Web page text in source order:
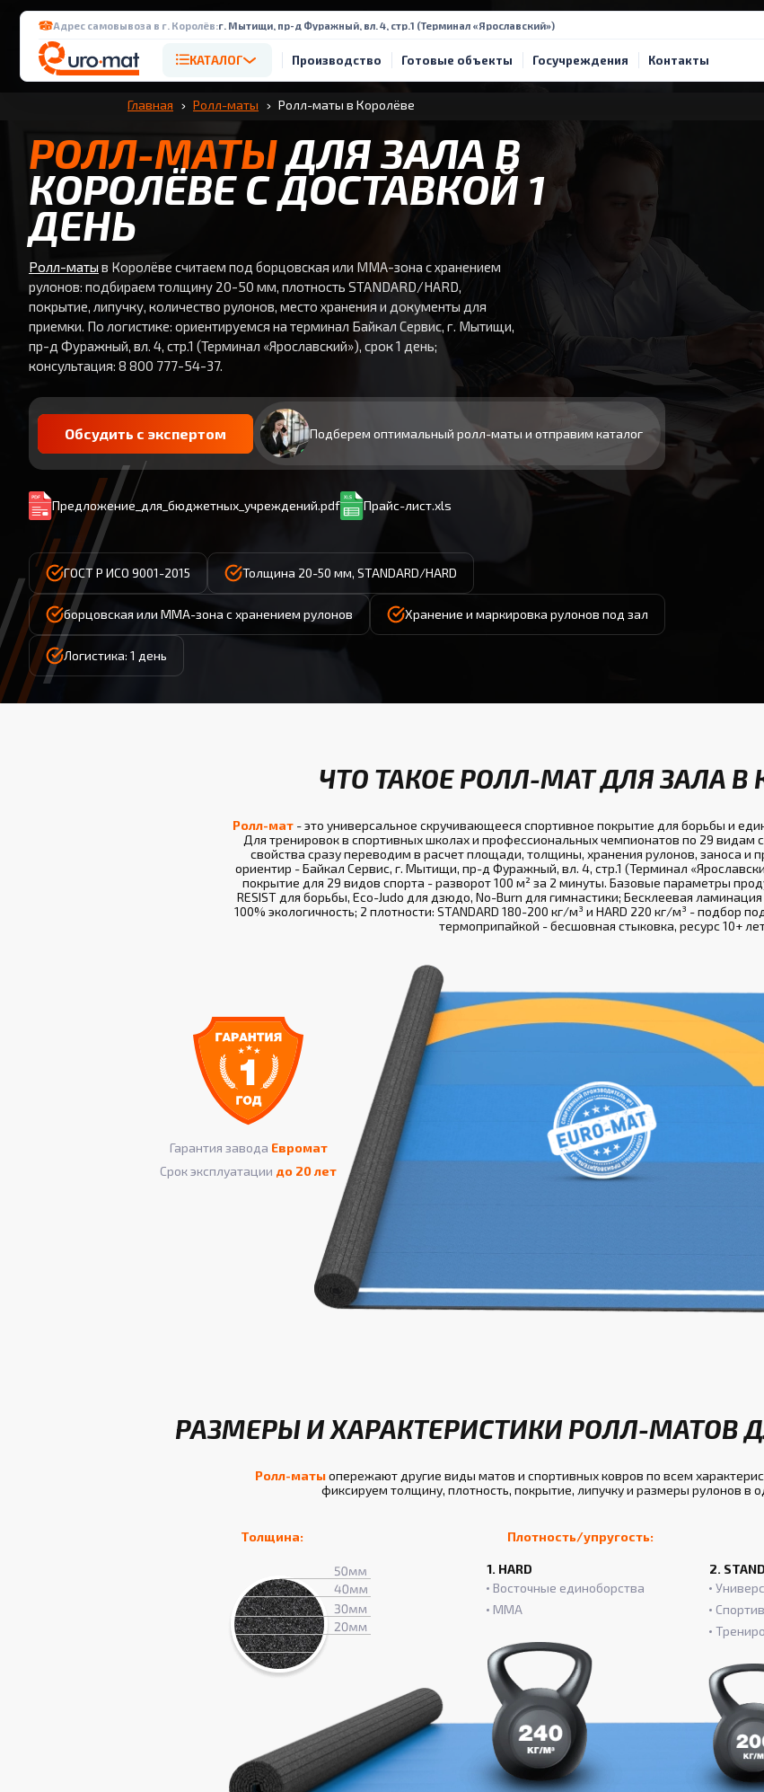
Адрес самовывоза в г. Королёв:г. Мытищи, пр-д Фуражный, вл. 4, стр.1 (Терминал «Ярославский»)
КАТАЛОГ Производство Готовые объекты Госучреждения Контакты
Главная Ролл-маты Ролл-маты в Королёве
РОЛЛ-МАТЫДЛЯ ЗАЛА В
КОРОЛЁВЕ С ДОСТАВКОЙ 1
ДЕНЬ
Ролл-маты в Королёве считаем под борцовская или ММА-зона с хранением
рулонов: подбираем толщину 20-50 мм, плотность STANDARD/HARD,
покрытие, липучку, количество рулонов, место хранения и документы для
приемки. По логистике: ориентируемся на терминал Байкал Сервис, г. Мытищи,
пр-д Фуражный, вл. 4, стр.1 (Терминал «Ярославский»), срок 1 день;
консультация: 8 800 777-54-37.
Обсудить с экспертом Подберем оптимальный ролл-маты и отправим каталог
Предложение_для_бюджетных_учреждений.pdf Прайс-лист.xls
ГОСТ Р ИСО 9001-2015 Толщина 20-50 мм, STANDARD/HARD
борцовская или ММА-зона с хранением рулонов Хранение и маркировка рулонов под зал
Логистика: 1 день
ЧТО ТАКОЕ РОЛЛ-МАТ ДЛЯ ЗАЛА В
Ролл-мат- это универсальное скручивающееся спортивное покрытие для борьбы и
Для тренировок в спортивных школах и профессиональных чемпионатов по 29 видам
свойства сразу переводим в расчет площади, толщины, хранения рулонов, заноса и
ориентир - Байкал Сервис, г. Мытищи, пр-д Фуражный, вл. 4, стр.1 (Терминал
покрытие для 29 видов спорта - разворот 100 м² за 2 минуты. Базовые параметры
RESIST для борьбы, Eco-Judo для дзюдо, No-Burn для гимнастики; Бесклеевая
100% экологичность; 2 плотности: STANDARD 180-200 кг/м³ и HARD 220 кг/м³ - подбор
термоприпайкой - бесшовная стыковка, ресурс 10+
Гарантия завода Евромат
Срок эксплуатации до 20 лет
РАЗМЕРЫ И ХАРАКТЕРИСТИКИ РОЛЛ-МАТОВ
Ролл-матыопережают другие виды матов и спортивных ковров по всем
фиксируем толщину, плотность, покрытие, липучку и размеры рулонов в
Толщина: Плотность/упругость:
1. HARD
Восточные единоборства
ММА
2.